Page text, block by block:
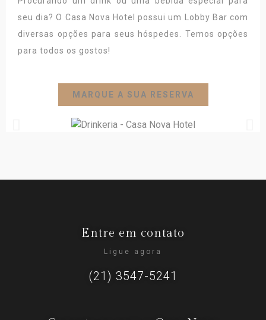
seu dia? O Casa Nova Hotel possui um Lobby Bar com
diversas opções para seus hóspedes. Temos opções
para todos os gostos!
MARQUE A SUA RESERVA
Entre em contato
Ligue agora
(21) 3547-5241